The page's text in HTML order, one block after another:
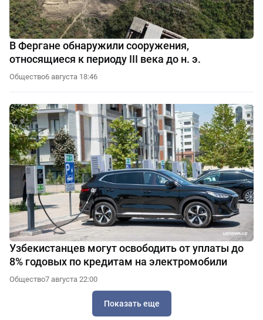
В Фергане обнаружили сооружения,
относящиеся к периоду III века до н. э.
Общество6 августа 18:46
Узбекистанцев могут освободить от уплаты до
8% годовых по кредитам на электромобили
Общество7 августа 22:00
Показать еще